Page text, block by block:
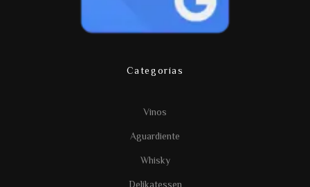
Categorías
Vinos
Aguardiente
Whisky
Delikatessen